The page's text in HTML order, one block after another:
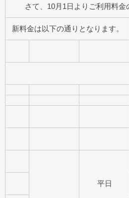
さて、10月1日よりご利用料金
新料金は以下の通りとなります。
平日